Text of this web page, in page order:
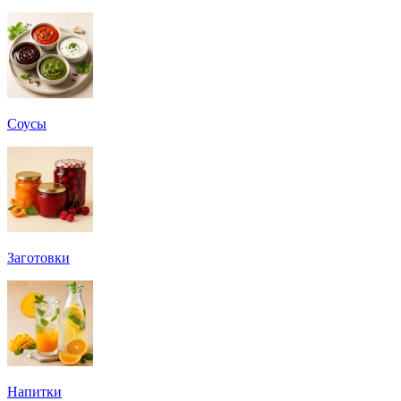
Соусы
Заготовки
Напитки